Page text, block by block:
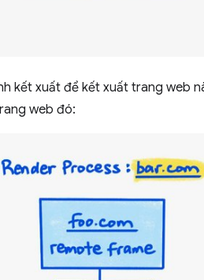
kết xuất để kết xuất trang web
web đó: